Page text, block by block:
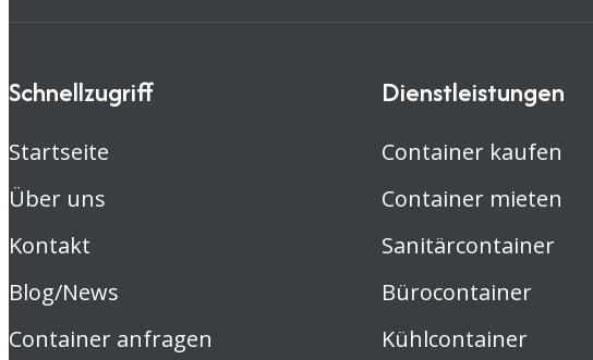
Schnellzugriff
Startseite
Über uns
Kontakt
Blog/News
Container anfragen
Dienstleistungen
Container kaufen
Container mieten
Sanitärcontainer
Bürocontainer
Kühlcontainer